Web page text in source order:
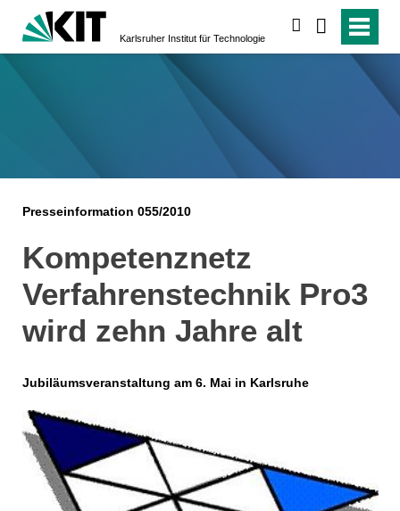
Karlsruher Institut für Technologie
Presseinformation 055/2010
Kompetenznetz
Verfahrenstechnik Pro3
wird zehn Jahre alt
Jubiläumsveranstaltung am 6. Mai in Karlsruhe